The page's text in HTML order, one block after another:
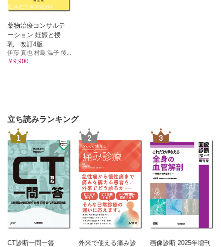
薬物治療コンサルテ
ーション 妊娠と授
乳 改訂4版
伊藤 真也 村島 温子 後...
￥9,900
立ち読みランキング
1
CT診断一問一答
2
外来で使える痛み診
3
画像診断 2025年増刊